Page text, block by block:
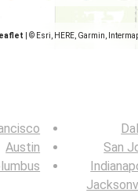
© Esri, HERE, Garmin,
San
Austin